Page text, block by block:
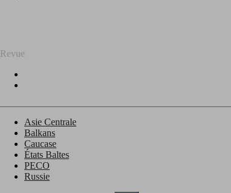
Revue
Asie Centrale
Balkans
Caucase
États Baltes
PECO
Russie